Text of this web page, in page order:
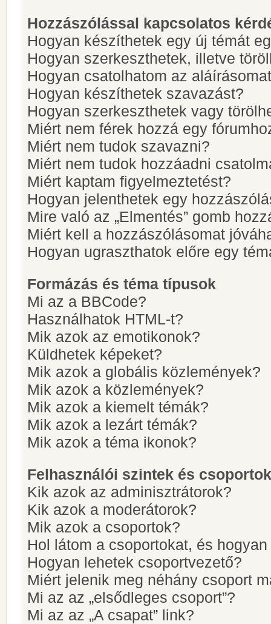
Hozzászólással kapcsolatos
Hogyan készíthetek egy új témát
Hogyan szerkeszthetek, illetve
Hogyan csatolhatom az
Hogyan készíthetek szavazást?
Hogyan szerkeszthetek vagy
Miért nem férek hozzá egy
Miért nem tudok szavazni?
Miért nem tudok hozzáadni
Miért kaptam figyelmeztetést?
Hogyan jelenthetek egy
Mire való az „Elmentés” gomb
Miért kell a hozzászólásomat
Hogyan ugraszthatok előre egy
Formázás és téma típusok
Mi az a BBCode?
Használhatok HTML-t?
Mik azok az emotikonok?
Küldhetek képeket?
Mik azok a globális közlemények?
Mik azok a közlemények?
Mik azok a kiemelt témák?
Mik azok a lezárt témák?
Mik azok a téma ikonok?
Felhasználói szintek és csoportok
Kik azok az adminisztrátorok?
Kik azok a moderátorok?
Mik azok a csoportok?
Hol látom a csoportokat, és
Hogyan lehetek csoportvezető?
Miért jelenik meg néhány csoport
Mi az az „elsődleges csoport”?
Mi az az „A csapat” link?